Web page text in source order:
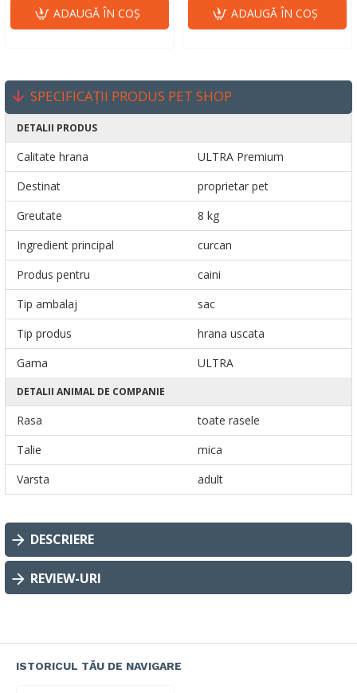
ADAUGĂ ÎN COŞ ADAUGĂ ÎN COŞ
SPECIFICAȚII PRODUS PET SHOP
DETALII PRODUS
Calitate hrana
ULTRA Premium
Destinat
proprietar pet
Greutate
8 kg
Ingredient principal
curcan
Produs pentru
caini
Tip ambalaj
sac
Tip produs
hrana uscata
Gama
ULTRA
DETALII ANIMAL DE COMPANIE
Rasa
toate rasele
Talie
mica
Varsta
adult
DESCRIERE
REVIEW-URI
ISTORICUL TĂU DE NAVIGARE